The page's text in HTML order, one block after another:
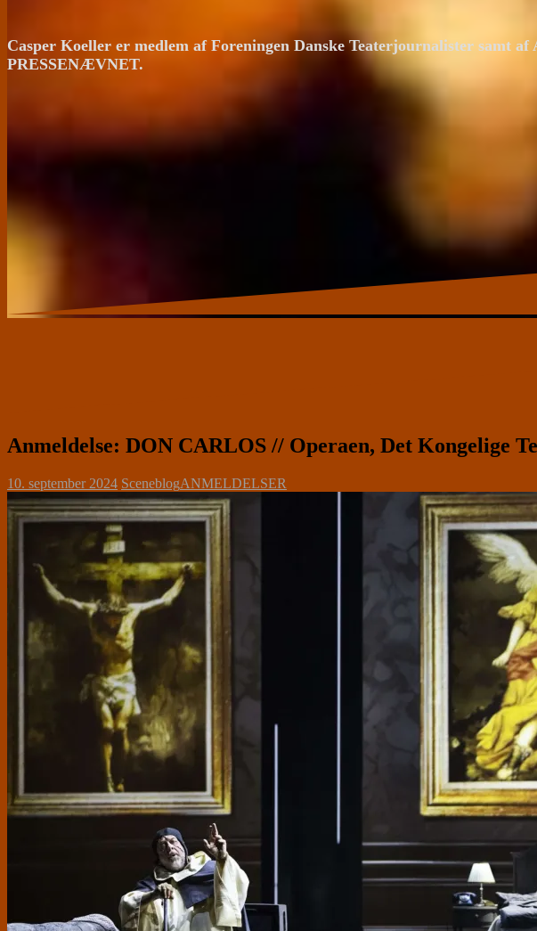
Casper Koeller er medlem af Foreningen Danske Teaterjournalister
PRESSENÆVNET.
Anmeldelse: DON CARLOS // Operaen, Det Kongelige
10. september 2024 SceneblogANMELDELSER